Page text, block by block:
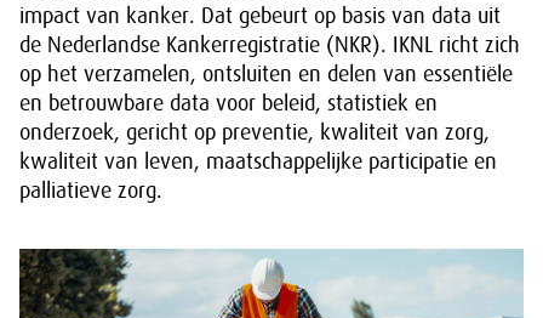
impact van kanker. Dat gebeurt op basis van data uit
de Nederlandse Kankerregistratie (NKR). IKNL richt zich
op het verzamelen, ontsluiten en delen van essentiële
en betrouwbare data voor beleid, statistiek en
onderzoek, gericht op preventie, kwaliteit van zorg,
kwaliteit van leven, maatschappelijke participatie en
palliatieve zorg.